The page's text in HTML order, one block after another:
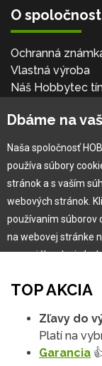
O
Ochranná
Vlastná výroba
Náš Hobbytec
Naša história
Pre
Garancia
Užívateľský
Reklamácia
TOP AKCIA
Zľavy do
Platí na
Garancia
Dbáme na
Naša spoločnosť
používa súbory
stránok a s vaším
webových stránok.
používaním súborov
na webovej stránke
na sociálnych
Viac informácií
Na našich